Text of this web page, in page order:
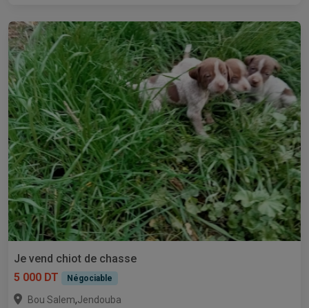
Je vend chiot de chasse
5 000 DT
Négociable
Bou Salem,Jendouba